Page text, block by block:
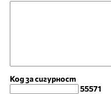
Код за сигурност
55571